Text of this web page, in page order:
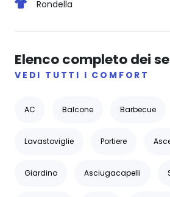
Rondella
Elenco completo dei
VEDI TUTTI I COMFORT
AC Balcone Barbecue
Lavastoviglie Portiere
Giardino Asciugacapelli